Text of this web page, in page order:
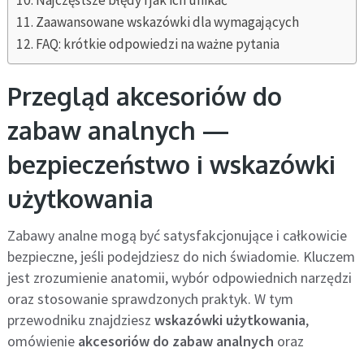
Zaawansowane wskazówki dla wymagających
FAQ: krótkie odpowiedzi na ważne pytania
Przegląd akcesoriów do
zabaw analnych —
bezpieczeństwo i wskazówki
użytkowania
Zabawy analne mogą być satysfakcjonujące i całkowicie
bezpieczne, jeśli podejdziesz do nich świadomie. Kluczem
jest zrozumienie anatomii, wybór odpowiednich narzędzi
oraz stosowanie sprawdzonych praktyk. W tym
przewodniku znajdziesz wskazówki użytkowania,
omówienie akcesoriów do zabaw analnych oraz